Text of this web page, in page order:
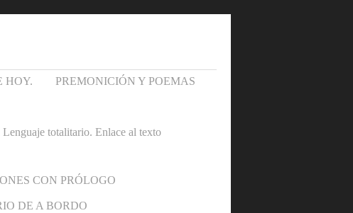
HOY. PREMONICIÓN Y POEMAS
totalitario. Enlace al texto
CON PRÓLOGO
DE A BORDO